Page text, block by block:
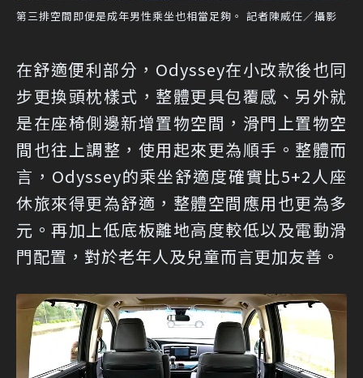
第三排空間即便是成年男性乘坐也相當足夠。 記者陳威任／攝影
在舒適便利部分，Odyssey在小改款後也同
步更換頭枕樣式，整體更具包覆感、另外就
是在座椅側邊新增置物空間，滑門上置物空
間也往上調整，使用起來更為順手。整體而
言，Odyssey的乘坐舒適度確實比5+2人座
休旅來得更為舒適，整體空間應用也更為多
元。再加上低底板離地高度較低以及電動滑
門配置，對於老年人及兒童而言更加友善。